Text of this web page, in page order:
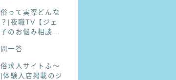
けます）
って実際どんな
|夜職TV【ジェ
のお悩み相談
一答
求人サイトふ〜
体験入店掲載のジ